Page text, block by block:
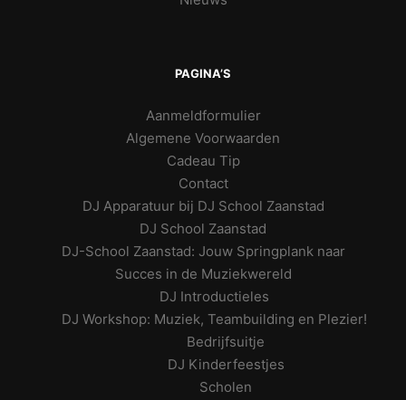
PAGINA’S
Aanmeldformulier
Algemene Voorwaarden
Cadeau Tip
Contact
DJ Apparatuur bij DJ School Zaanstad
DJ School Zaanstad
DJ-School Zaanstad: Jouw Springplank naar
Succes in de Muziekwereld
DJ Introductieles
DJ Workshop: Muziek, Teambuilding en Plezier!
Bedrijfsuitje
DJ Kinderfeestjes
Scholen